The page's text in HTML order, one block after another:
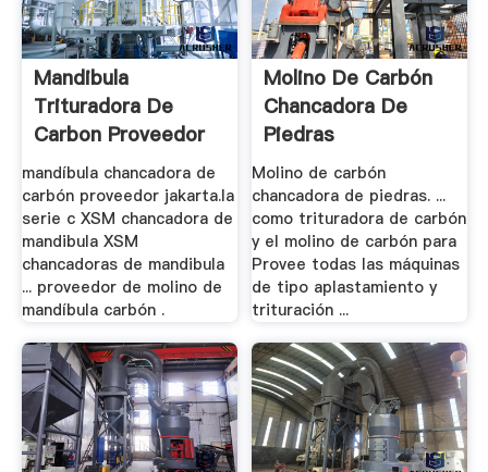
Mandibula
Trituradora De
Carbon Proveedor
Jakarta
mandíbula chancadora de
carbón proveedor jakarta.la
serie c XSM chancadora de
mandibula XSM
chancadoras de mandibula
... proveedor de molino de
mandíbula carbón .
Molino De Carbón
Chancadora De
Piedras
Molino de carbón
chancadora de piedras. ...
como trituradora de carbón
y el molino de carbón para
Provee todas las máquinas
de tipo aplastamiento y
trituración ...